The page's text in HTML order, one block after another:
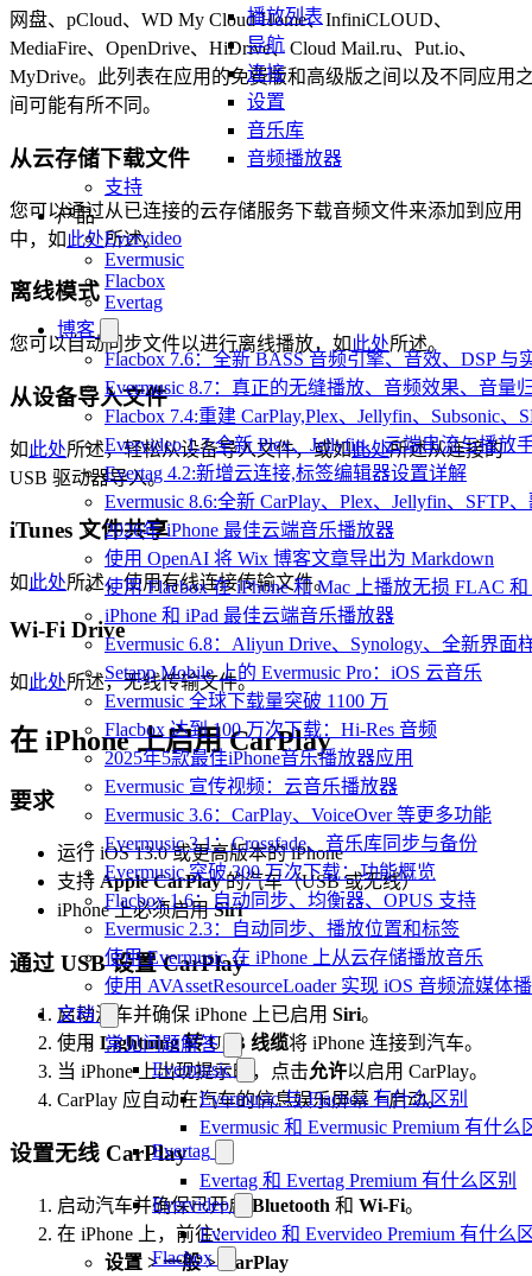
播放列表
导航
连接
设置
音乐库
音频播放器
支持
产品
Evervideo
Evermusic
Flacbox
Evertag
博客
Flacbox 7.6：全新 BASS 音频引擎、音效、DSP 与
Evermusic 8.7：真正的无缝播放、音频效果、音量
Flacbox 7.4:重建 CarPlay,Plex、Jellyfin、Subsonic、
Evervideo 1.7:全新 Plex、Jellyfin、云端串流与播放
Evertag 4.2:新增云连接,标签编辑器设置详解
Evermusic 8.6:全新 CarPlay、Plex、Jellyfin、SFTP
2026年 iPhone 最佳云端音乐播放器
使用 OpenAI 将 Wix 博客文章导出为 Markdown
使用 Flacbox 在 iPhone 和 Mac 上播放无损 FLAC
iPhone 和 iPad 最佳云端音乐播放器
Evermusic 6.8：Aliyun Drive、Synology、全新界面
Setapp Mobile 上的 Evermusic Pro：iOS 云音乐
Evermusic 全球下载量突破 1100 万
Flacbox 达到 100 万次下载：Hi-Res 音频
2025年5款最佳iPhone音乐播放器应用
Evermusic 宣传视频：云音乐播放器
Evermusic 3.6：CarPlay、VoiceOver 等更多功能
Evermusic 3.1：Crossfade、音乐库同步与备份
Evermusic 突破 300 万次下载：功能概览
Flacbox 1.6：自动同步、均衡器、OPUS 支持
Evermusic 2.3：自动同步、播放位置和标签
使用 Evermusic 在 iPhone 上从云存储播放音乐
使用 AVAssetResourceLoader 实现 iOS 音频流媒体
文档
常见问题解答
Evermusic
Evermusic 与 Flacbox 有什么区别
Evermusic 和 Evermusic Premium 有什么
Evertag
Evertag 和 Evertag Premium 有什么区别
Evervideo
Evervideo 和 Evervideo Premium 有什么
Flacbox
网盘、pCloud、WD My Cloud Home、InfiniCLOUD、
MediaFire、OpenDrive、HiDrive、Cloud Mail.ru、Put.io、
MyDrive。此列表在应用的免费版和高级版之间以及不同应用
间可能有所不同。
从云存储下载文件
您可以通过从已连接的云存储服务下载音频文件来添加到应用
中，如 此处所述。
离线模式
您可以自动同步文件以进行离线播放，如 此处所述。
从设备导入文件
如 此处所述，轻松从设备导入文件，或如此处所述从连接的
USB 驱动器导入。
iTunes 文件共享
如 此处所述，使用有线连接传输文件。
Wi-Fi Drive
如 此处所述，无线传输文件。
在 iPhone 上启用 CarPlay
要求
运行 iOS 13.0 或更高版本的 iPhone
支持 Apple CarPlay的汽车（USB 或无线）
iPhone 上必须启用Siri
通过 USB 设置 CarPlay
启动汽车并确保 iPhone 上已启用 Siri。
使用 Lightning 转 USB 线缆将 iPhone 连接到汽车。
当 iPhone 上出现提示时，点击允许以启用 CarPlay。
CarPlay 应自动在汽车的信息娱乐屏幕上启动。
设置无线 CarPlay
启动汽车并确保已开启 Bluetooth 和 Wi-Fi。
在 iPhone 上，前往：
设置 > 一般 > CarPlay